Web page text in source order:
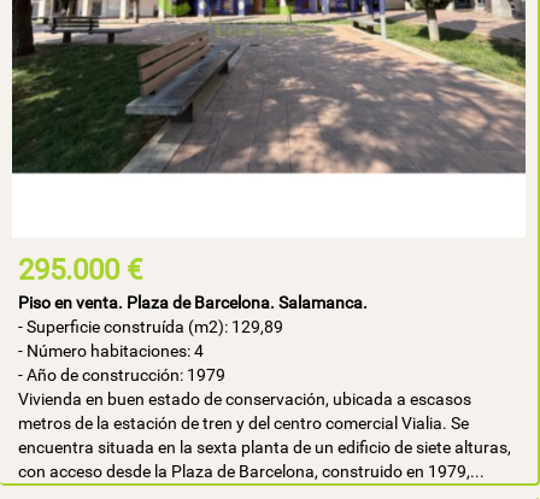
295.000 €
Piso en venta. Plaza de Barcelona. Salamanca.
- Superficie construída (m2): 129,89
- Número habitaciones: 4
- Año de construcción: 1979
Vivienda en buen estado de conservación, ubicada a escasos
metros de la estación de tren y del centro comercial Vialia. Se
encuentra situada en la sexta planta de un edificio de siete alturas,
con acceso desde la Plaza de Barcelona, construido en 1979,...